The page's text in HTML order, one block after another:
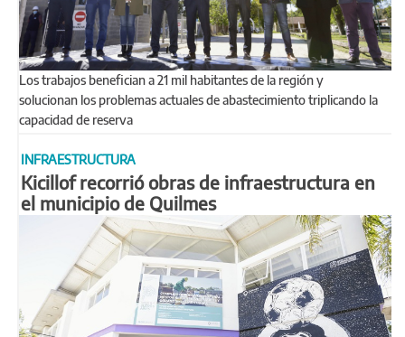
Los trabajos benefician a 21 mil habitantes de la región y
solucionan los problemas actuales de abastecimiento triplicando la
capacidad de reserva
INFRAESTRUCTURA
Kicillof recorrió obras de infraestructura en
el municipio de Quilmes